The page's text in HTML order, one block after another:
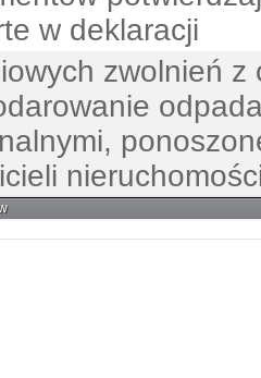
w deklaracji
zwolnień z